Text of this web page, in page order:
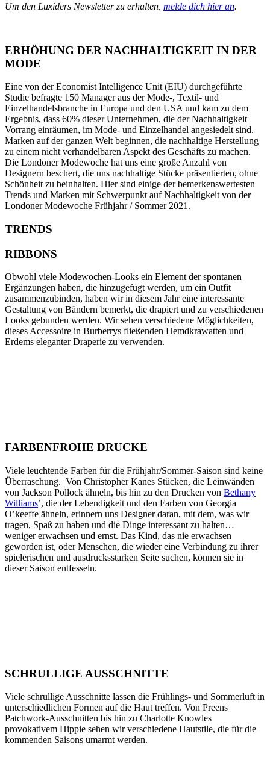
Um den Luxiders Newsletter zu erhalten, melde dich hier an.
ERHÖHUNG DER NACHHALTIGKEIT IN DER
MODE
Eine von der Economist Intelligence Unit (EIU) durchgeführte
Studie befragte 150 Manager aus der Mode-, Textil- und
Einzelhandelsbranche in Europa und den USA und kam zu dem
Ergebnis, dass 60% dieser Unternehmen, die der Nachhaltigkeit
Vorrang einräumen, im Mode- und Einzelhandel angesiedelt sind.
Marken auf der ganzen Welt beginnen, die nachhaltige Herstellung
zu einem nicht verhandelbaren Aspekt des Geschäfts zu machen.
Die Londoner Modewoche hat uns eine große Anzahl von
Designern beschert, die uns nachhaltige Stücke präsentierten, ohne
Schönheit zu beinhalten. Hier sind einige der bemerkenswertesten
Trends und Marken mit Schwerpunkt auf Nachhaltigkeit von der
Londoner Modewoche Frühjahr / Sommer 2021.
TRENDS
RIBBONS
Obwohl viele Modewochen-Looks ein Element der spontanen
Ergänzungen haben, die hinzugefügt werden, um ein Outfit
zusammenzubinden, haben wir in diesem Jahr eine interessante
Gestaltung von Bändern bemerkt, die drapiert und zu verschiedenen
Looks gebunden werden. Wir sehen verschiedene Möglichkeiten,
dieses Accessoire in Burberrys fließenden Hemdkrawatten und
Erdems eleganter Draperie zu verwenden.
FARBENFROHE DRUCKE
Viele leuchtende Farben für die Frühjahr/Sommer-Saison sind keine
Überraschung. Von Christopher Kanes Stücken, die Leinwänden
von Jackson Pollock ähneln, bis hin zu den Drucken von Bethany
Williams’, die der Lebendigkeit und den Farben von Georgia
O’keeffe ähneln, erinnern uns Designer daran, mit dem, was wir
tragen, Spaß zu haben und die Dinge interessant zu halten…
weniger erwachsen und ernst. Das Kind, das nie erwachsen
geworden ist, oder Menschen, die wieder eine Verbindung zu ihrer
spielerischen und ausdrucksstarken Seite suchen, können sie in
dieser Saison entfesseln.
SCHRULLIGE AUSSCHNITTE
Viele schrullige Ausschnitte lassen die Frühlings- und Sommerluft in
unterschiedlichen Formen auf die Haut treffen. Von Preens
Patchwork-Ausschnitten bis hin zu Charlotte Knowles
provokativem Hippie sehen wir verschiedene Hautstile, die für die
kommenden Saisons umarmt werden.